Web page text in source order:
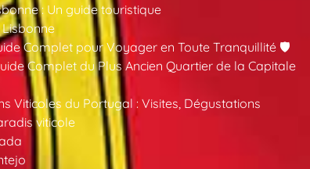
: Un guide touristique
Complet pour Voyager en Toute Tranquillité 🛡️
Complet du Plus Ancien Quartier de la Capitale
Viticoles du Portugal : Visites, Dégustations
viticole